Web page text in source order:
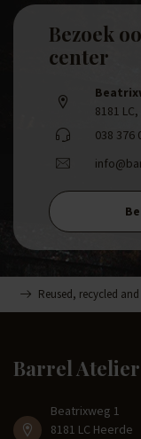
Bezoek
center
8181
038 376
Reused, recycled
Barrel Atelier
Beatrixweg 1
8181 LC Heerde